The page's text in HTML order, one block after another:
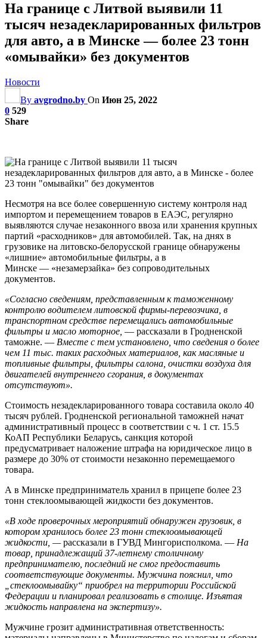
На границе с Литвой выявили 11
тысяч незадекларированных фильтров
для авто, а в Минске — более 23 тонн
«омывайки» без документов
Новости
By avgrodno.by On Июн 25, 2022
0 529
Share
Несмотря на все более совершенную систему контроля над
импортом и перемещением товаров в ЕАЭС, регулярно
выявляются случае незаконного ввоза или хранения крупных
партий «расходников» для автомобилей. Так, на днях в
грузовике на литовско-белорусской границе обнаружены
«лишние» автомобильные фильтры, а в
Минске — «незамерзайка» без сопроводительных
документов.
«Согласно сведениям, представленным к таможенному
контролю водителем литовской фирмы-перевозчика, в
транспортном средстве перемещались автомобильные
фильтры и масло моторное, — рассказали в Гродненской
таможне. — Вместе с тем установлено, что сведения о более
чем 11 тыс. таких расходных материалов, как масляные и
топливные фильтры, фильтры салона, очистки воздуха для
двигателей внутреннего сгорания, в документах
отсутствуют».
Стоимость незадекларированного товара составила около 40
тысяч рублей. Гродненской региональной таможней начат
административный процесс в соответствии с ч. 1 ст. 15.5
КоАП Республики Беларусь, санкция которой
предусматривает наложение штрафа на юридическое лицо в
размере до 30% от стоимости незаконно перемещаемого
товара.
А в Минске предприниматель хранил в прицепе более 23
тонн стеклоомывающей жидкости без документов.
«В ходе проверочных мероприятий обнаружен грузовик, в
котором хранилось более 23 тонн стеклоомывающей
жидкости, —рассказали в ГУВД Мингорисполкома. — На
товар, принадлежащий 37-летнему столичному
предпринимателю, последний не смог предоставить
соответствующие документы. Мужчина пояснил, что
„стеклоомывайку“ приобрел на территории Российской
Федерации и планировал реализовать в столице. Изъятая
жидкость направлена на экспертизу».
Мужчине грозит административная ответственность: